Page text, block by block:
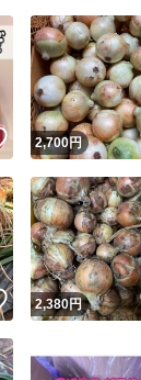
ユーザー
定の基準を満たし
Yahoo!フリマの
このユーザーは
この商品の情
転載は禁止されて
つき1回です
いいね！
2,700円
いいね！
2,380円